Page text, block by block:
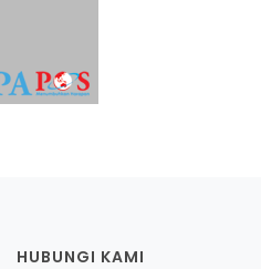
HUBUNGI KAMI